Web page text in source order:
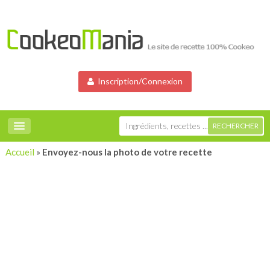
Inscription/Connexion
Accueil » Envoyez-nous la photo de votre recette